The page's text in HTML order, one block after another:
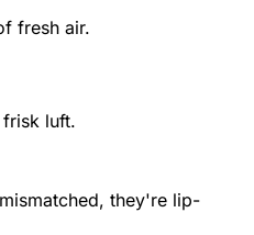
fresh air.
luft.
they're lip-